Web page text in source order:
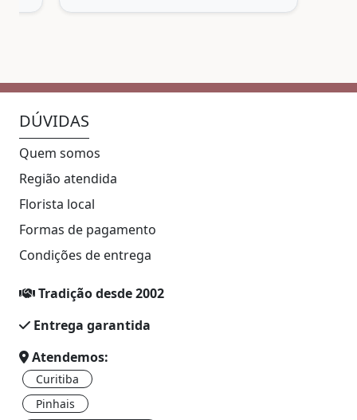
DÚVIDAS
Quem somos
Região atendida
Florista local
Formas de pagamento
Condições de entrega
Tradição desde 2002
Entrega garantida
Atendemos:
Curitiba
Pinhais